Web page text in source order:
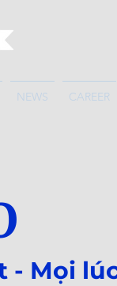
NEWS CAREER
- Mọi